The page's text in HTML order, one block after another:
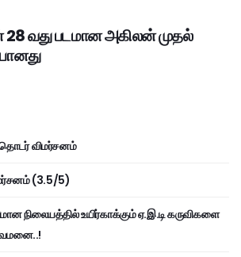
28 வது படமான அகிலன் முதல்
விமர்சனம்
(3.5/5)
நிலையத்தில் உயிர்காக்கும் ஏ.இ.டி கருவிகளை